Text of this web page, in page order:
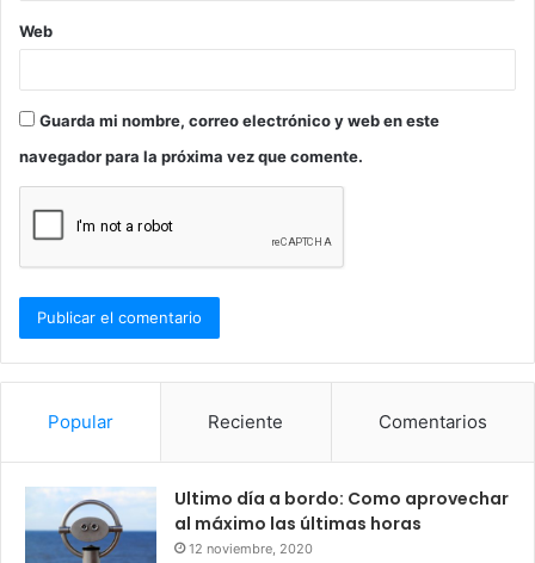
Web
Guarda mi nombre, correo electrónico y web en este
navegador para la próxima vez que comente.
Popular Reciente Comentarios
Ultimo día a bordo: Como aprovechar
al máximo las últimas horas
12 noviembre, 2020